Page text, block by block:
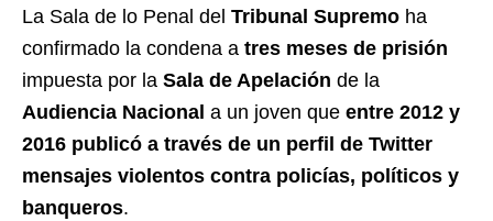
La Sala de lo Penal del Tribunal Supremo ha
confirmado la condena a tres meses de prisión
impuesta por la Sala de Apelación de la
Audiencia Nacional a un joven que entre 2012 y
2016 publicó a través de un perfil de Twitter
mensajes violentos contra policías, políticos y
banqueros.